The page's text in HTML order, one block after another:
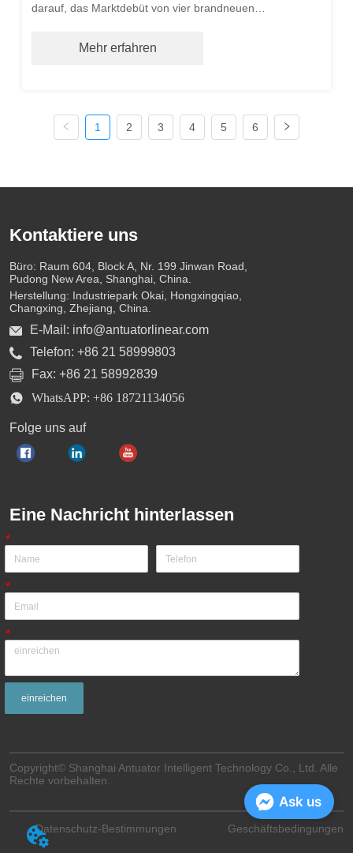
darauf, das Marktdebüt von vier brandneuen
ANT-11-S2, ANT-11-P2, ANT-12-S2 und ANT-12-P2.
Nach Jahren engagierter Forschung und Entwicklung
Fehlererkennung, Mensch-Maschine-Schnittstelle,
Betriebssicherheit, Anpassungsfähigkeit an die Umwelt
Mehr erfahren
1 2 3 4 5 6
Kontaktiere uns
Büro: Raum 604, Block A, Nr. 199 Jinwan Road,
Pudong New Area, Shanghai, China.
Herstellung: Industriepark Okai, Hongxingqiao,
Changxing, Zhejiang, China.
E-Mail: info@antuatorlinear.com
Telefon: +86 21 58999803
Fax: +86 21 58992839
WhatsAPP: +86 18721134056
Folge uns auf
Eine Nachricht hinterlassen
*
*
*
einreichen
Copyright© Shanghai Antuator Intelligent Technology Co., Ltd. Alle
Rechte vorbehalten.
Datenschutz-Bestimmungen Geschäftsbedingungen
Ask us